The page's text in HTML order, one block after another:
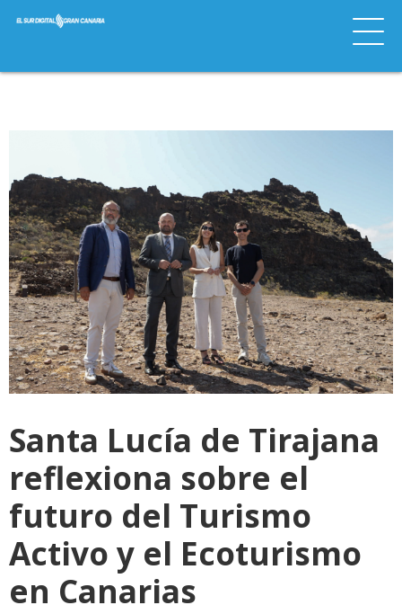
Santa Lucía de Tirajana
reflexiona sobre el
futuro del Turismo
Activo y el Ecoturismo
en Canarias